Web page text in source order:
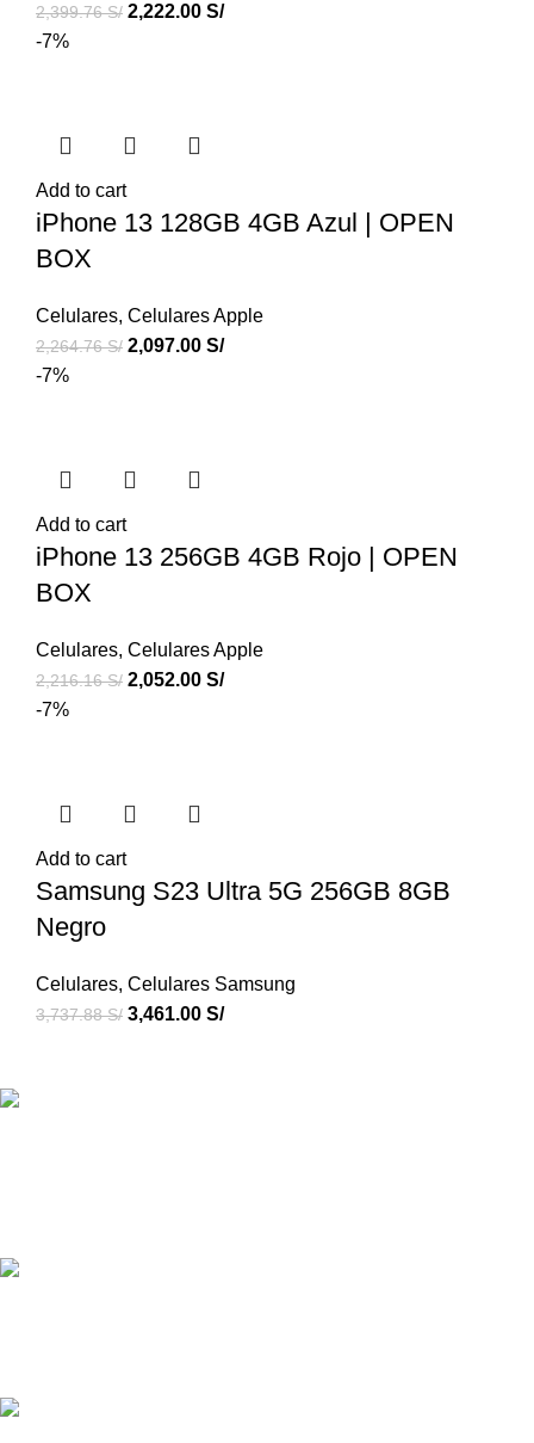
2,399.76S/ 2,222.00 S/
-7%
Add to cart
iPhone 13 128GB 4GB Azul | OPEN
BOX
Celulares, Celulares Apple
2,264.76S/ 2,097.00 S/
-7%
Add to cart
iPhone 13 256GB 4GB Rojo | OPEN
BOX
Celulares, Celulares Apple
2,216.16S/ 2,052.00 S/
-7%
Add to cart
Samsung S23 Ultra 5G 256GB 8GB
Negro
Celulares, Celulares Samsung
3,737.88S/ 3,461.00 S/